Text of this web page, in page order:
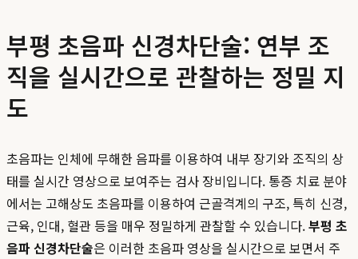
부평 초음파 신경차단술: 연부 조
직을 실시간으로 관찰하는 정밀 지
도
초음파는 인체에 무해한 음파를 이용하여 내부 장기와 조직의 상
태를 실시간 영상으로 보여주는 검사 장비입니다. 통증 치료 분야
에서는 고해상도 초음파를 이용하여 근골격계의 구조, 특히 신경,
근육, 인대, 혈관 등을 매우 정밀하게 관찰할 수 있습니다.부평 초
음파 신경차단술은 이러한 초음파 영상을 실시간으로 보면서 주